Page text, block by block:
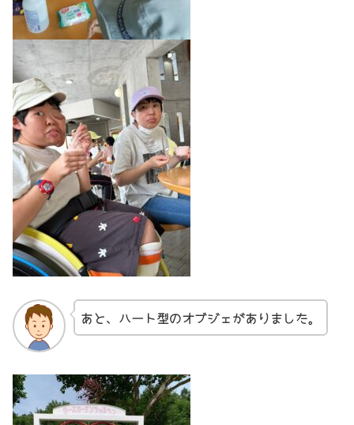
あと、ハート型のオブジェがありました。